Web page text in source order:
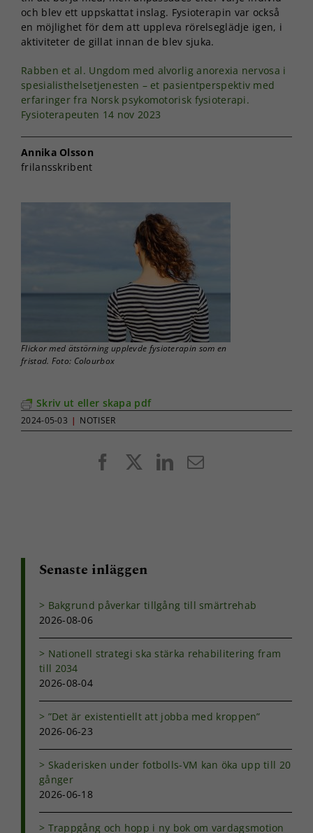
och blev ett uppskattat inslag. Fysioterapin var också
en möjlighet för dem att uppleva rörelseglädje igen, i
aktiviteter de gillat innan de blev sjuka.
Rabben et al. Ungdom med alvorlig anorexia nervosa i
spesialisthelsetjenesten – et pasientperspektiv med
erfaringer fra Norsk psykomotorisk fysioterapi.
Fysioterapeuten 14 nov 2023
Annika Olsson
frilansskribent
Flickor med ätstörning upplevde fysioterapin som en
fristad. Foto: Colourbox
Skriv ut eller skapa pdf
2024-05-03 | NOTISER
FacebookLinkedIn
E-
Senaste inläggen
Bakgrund påverkar tillgång till smärtrehab
2026-08-06
Nationell strategi ska stärka rehabilitering fram
till 2034
2026-08-04
”Det är existentiellt att jobba med kroppen”
2026-06-23
Skaderisken under fotbolls-VM kan öka upp till 20
gånger
2026-06-18
Trappgång och hopp i ny bok om vardagsmotion